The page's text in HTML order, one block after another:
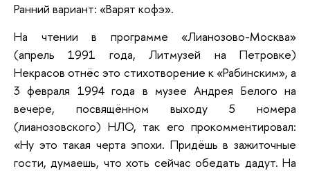
Ранний вариант: «Варят кофэ».
На чтении в программе «Лианозово-Москва»
(апрель 1991 года, Литмузей на Петровке)
Некрасов отнёс это стихотворение к «Рабинским», а
3 февраля 1994 года в музее Андрея Белого на
вечере, посвящённом выходу 5 номера
(лианозовского) НЛО, так его прокомментировал:
«Ну это такая черта эпохи. Придёшь в зажиточные
гости, думаешь, что хоть сейчас обедать дадут. На